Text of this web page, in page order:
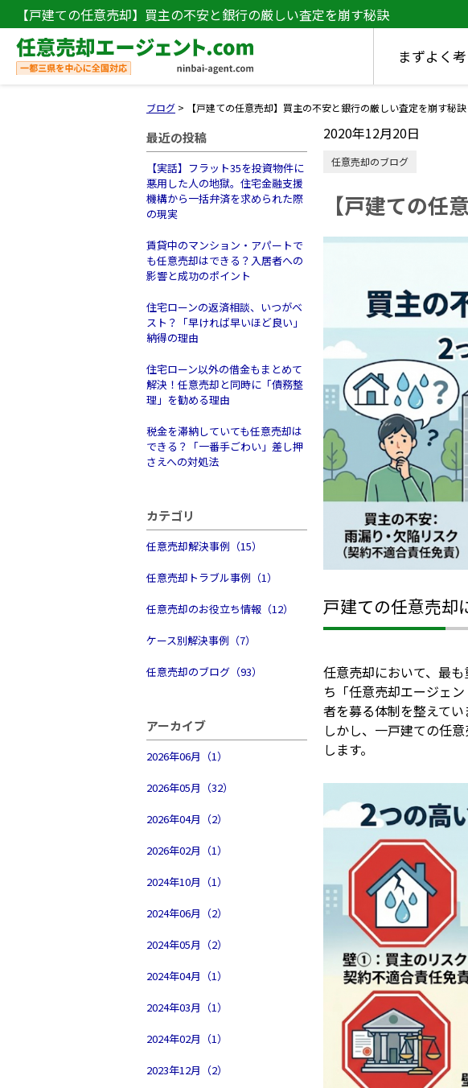
【戸建ての任意売却】買主の不安と銀行の厳しい査定を崩す秘訣
まずよく
ブログ > 【戸建ての任意売却】買主の不安と銀行の厳しい査定を崩す秘訣
最近の投稿
【実話】フラット35を投資物件に
悪用した人の地獄。住宅金融支援
機構から一括弁済を求められた際
の現実
賃貸中のマンション・アパートで
も任意売却はできる？入居者への
影響と成功のポイント
住宅ローンの返済相談、いつがベ
スト？「早ければ早いほど良い」
納得の理由
住宅ローン以外の借金もまとめて
解決！任意売却と同時に「債務整
理」を勧める理由
税金を滞納していても任意売却は
できる？「一番手ごわい」差し押
さえへの対処法
カテゴリ
任意売却解決事例（15）
任意売却トラブル事例（1）
任意売却のお役立ち情報（12）
ケース別解決事例（7）
任意売却のブログ（93）
アーカイブ
2026年06月（1）
2026年05月（32）
2026年04月（2）
2026年02月（1）
2024年10月（1）
2024年06月（2）
2024年05月（2）
2024年04月（1）
2024年03月（1）
2024年02月（1）
2023年12月（2）
2020年12月20日
任意売却のブログ
【戸建ての任
戸建ての任意売却
任意売却において、最
ち「任意売却エージェ
者を募る体制を整えてい
しかし、一戸建ての任
します。